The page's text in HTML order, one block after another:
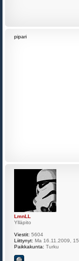
pipari
LmnLL
Ylläpito
Viestit: 5604
Liittynyt: Ma 16.11.2009,
Paikkakunta: Turku